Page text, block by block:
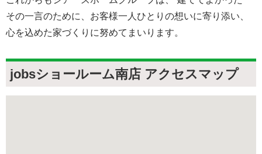
その一言のために、お客様一人ひとりの想いに寄り添い、
心を込めた家づくりに努めてまいります。
jobsショールーム南店 アクセスマップ